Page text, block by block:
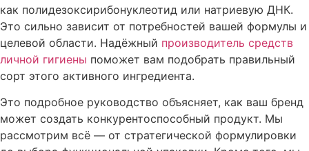
как полидезоксирибонуклеотид или натриевую ДНК.
Это сильно зависит от потребностей вашей формулы и
целевой области. Надёжный производитель средств
личной гигиены поможет вам подобрать правильный
сорт этого активного ингредиента.
Это подробное руководство объясняет, как ваш бренд
может создать конкурентоспособный продукт. Мы
рассмотрим всё — от стратегической формулировки